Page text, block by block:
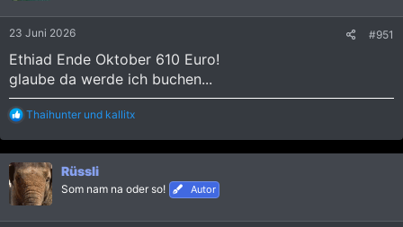
23 Juni 2026 #951
Ethiad Ende Oktober 610 Euro!
glaube da werde ich buchen...
R
a
k
t
i
o
Thaihunter und kallitx
Rüssli
Som nam na oder so! Autor